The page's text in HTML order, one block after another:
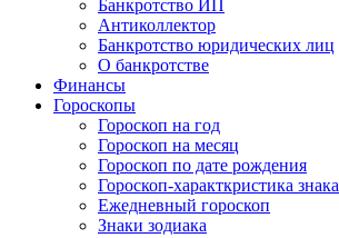
Банкротство ИП
Антиколлектор
Банкротство юридических лиц
О банкротстве
Финансы
Гороскопы
Гороскоп на год
Гороскоп на месяц
Гороскоп по дате рождения
Гороскоп-характкристика знака
Ежедневный гороскоп
Знаки зодиака